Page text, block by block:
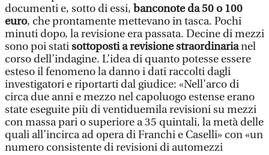
documenti e, sotto di essi, banconote da 50 o 100
euro, che prontamente mettevano in tasca. Pochi
minuti dopo, la revisione era passata. Decine di mezzi
sono poi statisottoposti a revisione straordinarianel
corso dell’indagine. L’idea di quanto potesse essere
esteso il fenomeno la danno i dati raccolti dagli
investigatori e riportarti dal giudice: «Nell’arco di
circa due anni e mezzo nel capoluogo estense erano
state eseguite più di ventiduemila revisioni su mezzi
con massa pari o superiore a 35 quintali, la metà delle
quali all’incirca ad opera di Franchi e Caselli» con «un
numero consistente di revisioni di automezzi